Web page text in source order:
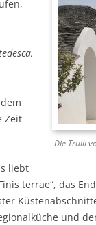
Die Trulli
Zeit
liebt
terrae“, das
und